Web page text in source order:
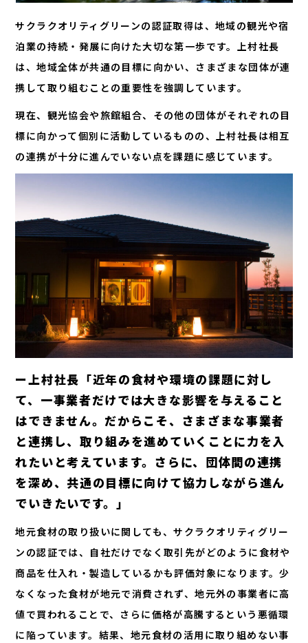
サクラクオリティグリーンの認証取得は、地域の観光や宿
泊業の持続・発展に向けた大切な第一歩です。上村社長
は、地域全体が共通の目標に向かい、さまざまな団体が連
携して取り組むことの重要性を強調しています。
現在、観光協会や旅館組合、その他の団体がそれぞれの目
標に向かって個別に活動しているものの、上村社長は相互
の連携が十分に進んでいない点を課題に感じています。
ー上村社長「近年の食材や環境の課題に対し
て、一事業者だけでは大きな影響を与えること
はできません。だからこそ、さまざまな事業者
と連携し、取り組みを進めていくことに力を入
れたいと考えています。さらに、団体間の連携
を深め、共通の目標に向けて協力しながら進ん
でいきたいです。」
地元食材の取り扱いに関しても、サクラクオリティグリー
ンの認証では、自社だけでなく取引先がどのように食材や
商品を仕入れ・製造しているかも評価対象になります。少
なくなった食材が地元で消費されず、地元外の事業者に高
値で買われることで、さらに価格が高騰するという悪循環
に陥っています。結果、地元食材の活用に取り組めない事